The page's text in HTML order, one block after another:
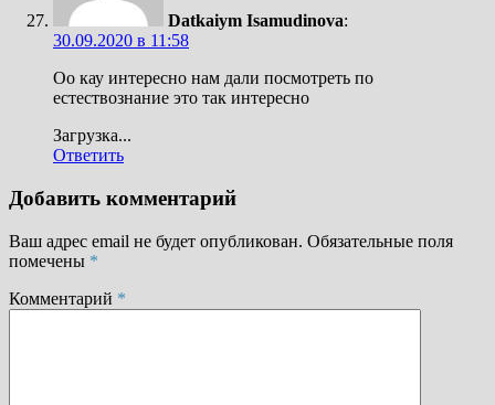
Datkaiym Isamudinova:
30.09.2020 в 11:58
Оо кау интересно нам дали посмотреть по
естествознание это так интересно
Загрузка...
Ответить
Добавить комментарий
Ваш адрес email не будет опубликован. Обязательные поля
помечены *
Комментарий *